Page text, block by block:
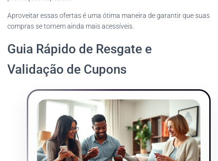
Aproveitar essas ofertas é uma ótima maneira de garantir que suas
compras se tornem ainda mais acessíveis.
Guia Rápido de Resgate e
Validação de Cupons